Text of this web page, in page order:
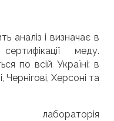
аналіз і визначає в
меду.
по всій Україні: в
Чернігові, Херсоні та